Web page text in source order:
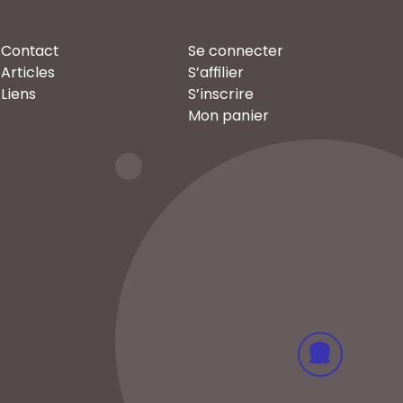
Contact
Articles
Liens
Se connecter
S’affilier
S’inscrire
Mon panier